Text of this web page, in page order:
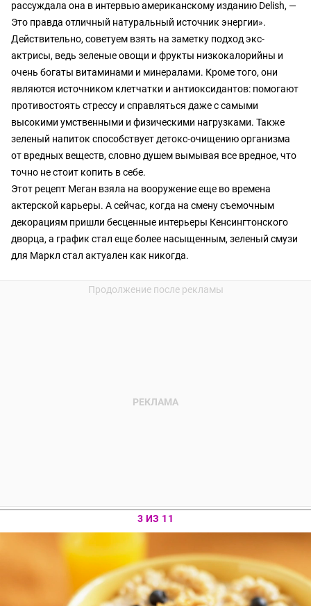
рассуждала она в интервью американскому изданию Delish, —
Это правда отличный натуральный источник энергии».
Действительно, советуем взять на заметку подход экс-
актрисы, ведь зеленые овощи и фрукты низкокалорийны и
очень богаты витаминами и минералами. Кроме того, они
являются источником клетчатки и антиоксидантов: помогают
противостоять стрессу и справляться даже с самыми
высокими умственными и физическими нагрузками. Также
зеленый напиток способствует детокс-очищению организма
от вредных веществ, словно душем вымывая все вредное, что
точно не стоит копить в себе.
Этот рецепт Меган взяла на вооружение еще во времена
актерской карьеры. А сейчас, когда на смену съемочным
декорациям пришли бесценные интерьеры Кенсингтонского
дворца, а график стал еще более насыщенным, зеленый смузи
для Маркл стал актуален как никогда.
3 ИЗ 11